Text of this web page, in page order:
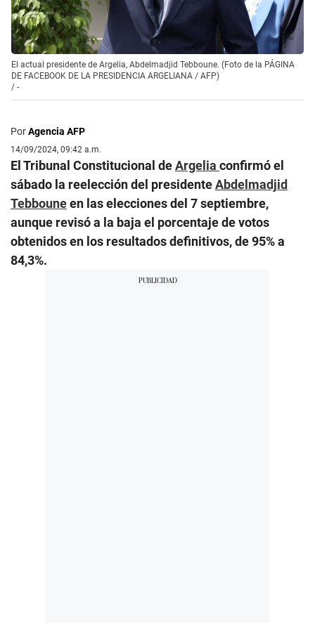
El actual presidente de Argelia, Abdelmadjid Tebboune. (Foto de la PÁGINA
DE FACEBOOK DE LA PRESIDENCIA ARGELIANA / AFP)
/ -
PorAgencia AFP
14/09/2024, 09:42 a.m.
El Tribunal Constitucional deArgelia confirmó el
sábado la reelección del presidenteAbdelmadjid
Tebbouneen las elecciones del 7 septiembre,
aunque revisó a la baja el porcentaje de votos
obtenidos en los resultados definitivos, de 95% a
84,3%.